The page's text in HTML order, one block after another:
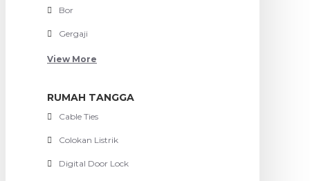
Bor
Gergaji
View More
RUMAH TANGGA
Cable Ties
Colokan Listrik
Digital Door Lock